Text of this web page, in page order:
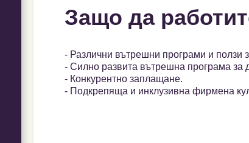
Защо да
- Различни вътрешни програми и ползи
- Силно развита вътрешна програма за
- Конкурентно заплащане.
- Подкрепяща и инклузивна фирмена